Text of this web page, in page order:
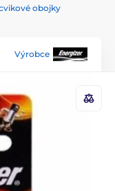
obojky
Výrobce